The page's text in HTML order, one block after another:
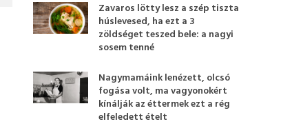
Zavaros lötty lesz a szép tiszta
húslevesed, ha ezt a 3
zöldséget teszed bele: a nagyi
sosem tenné
Nagymamáink lenézett, olcsó
fogása volt, ma vagyonokért
kínálják az éttermek ezt a rég
elfeledett ételt